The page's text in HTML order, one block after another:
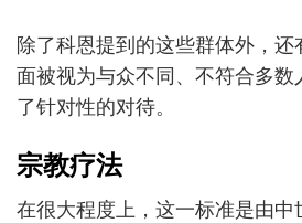
除了科恩提到的这些群体外，
面被视为与众不同、不符合多数
了针对性的对待。
宗教疗法
在很大程度上，这一标准是由中